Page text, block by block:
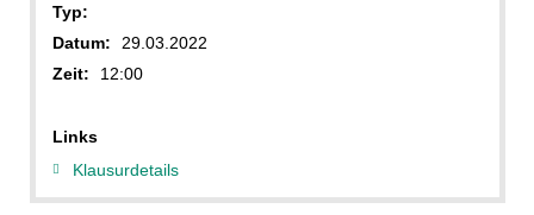
Typ:
Datum:
29.03.2022
Zeit:
12:00
Links
Klausurdetails